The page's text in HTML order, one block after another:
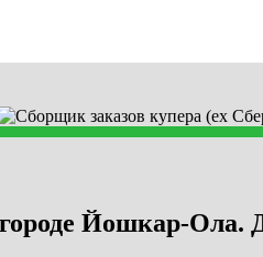
Йошкар-Ола.